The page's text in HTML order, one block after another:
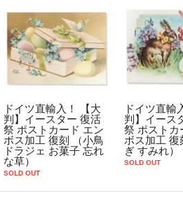
ドイツ直輸入！ 【大
判】イースター 復活
祭 ポストカード エン
ボス加工 復刻 （小鳥
ドラジェ お菓子 忘れ
な草）
SOLD OUT
ドイツ直輸
判】イース
祭 ポストカ
ボス加工 復
ぎ すみれ）
SOLD OUT